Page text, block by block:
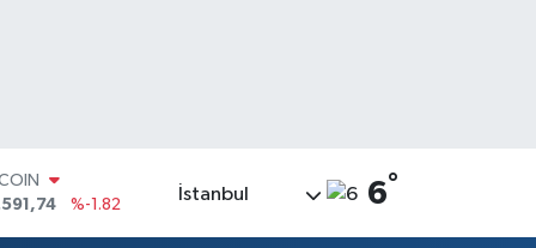
%-1.82
İstanbul 6°